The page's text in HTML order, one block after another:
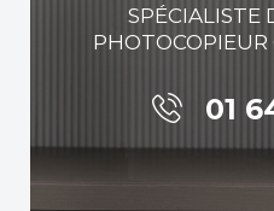
SPÉCIALISTE
01